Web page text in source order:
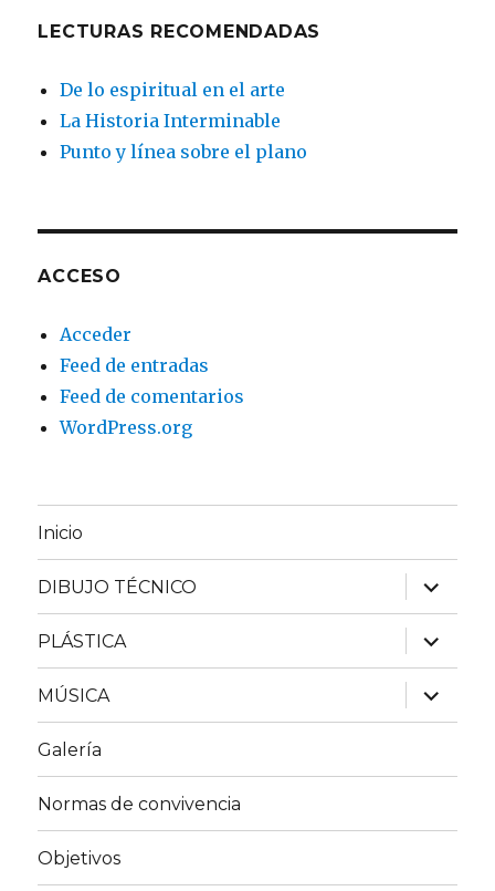
LECTURAS RECOMENDADAS
De lo espiritual en el arte
La Historia Interminable
Punto y línea sobre el plano
ACCESO
Acceder
Feed de entradas
Feed de comentarios
WordPress.org
Inicio
DIBUJO TÉCNICO
expande
el
menú
inferior
PLÁSTICA
expande
el
menú
inferior
MÚSICA
expande
el
menú
Galería
Normas de convivencia
Objetivos